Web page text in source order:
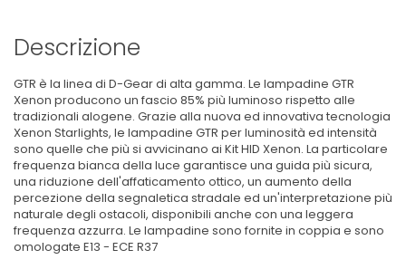
Descrizione
GTR è la linea di D-Gear di alta gamma. Le lampadine GTR
Xenon producono un fascio 85% più luminoso rispetto alle
tradizionali alogene. Grazie alla nuova ed innovativa tecnologia
Xenon Starlights, le lampadine GTR per luminosità ed intensità
sono quelle che più si avvicinano ai Kit HID Xenon. La particolare
frequenza bianca della luce garantisce una guida più sicura,
una riduzione dell'affaticamento ottico, un aumento della
percezione della segnaletica stradale ed un'interpretazione più
naturale degli ostacoli, disponibili anche con una leggera
frequenza azzurra. Le lampadine sono fornite in coppia e sono
omologate E13 - ECE R37